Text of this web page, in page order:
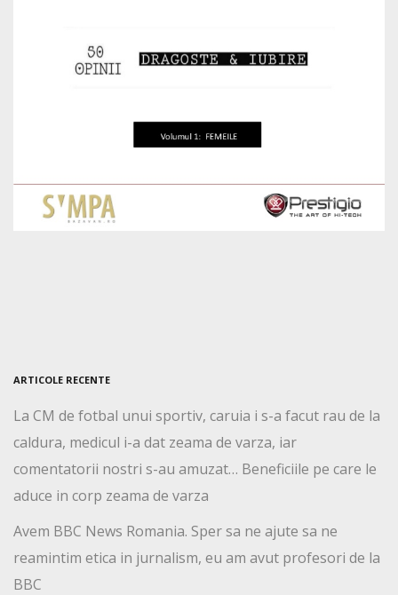
ARTICOLE RECENTE
La CM de fotbal unui sportiv, caruia i s-a facut rau de la
caldura, medicul i-a dat zeama de varza, iar
comentatorii nostri s-au amuzat… Beneficiile pe care le
aduce in corp zeama de varza
Avem BBC News Romania. Sper sa ne ajute sa ne
reamintim etica in jurnalism, eu am avut profesori de la
BBC